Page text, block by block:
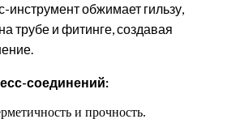
обжимает гильзу,
трубе и фитинге, создавая
соединений:
и прочность.